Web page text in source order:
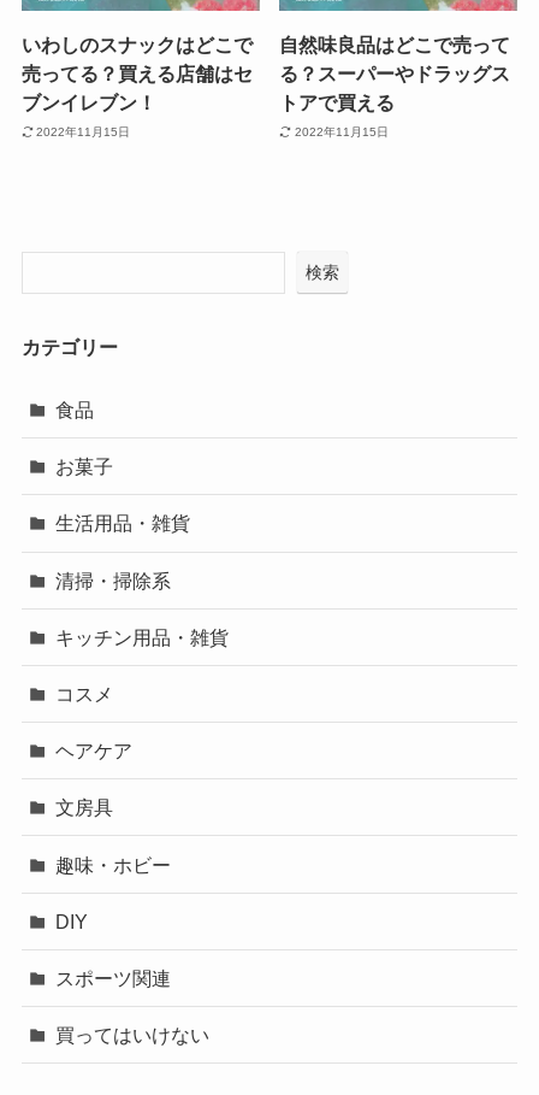
いわしのスナックはどこで
売ってる？買える店舗はセ
ブンイレブン！
2022年11月15日
自然味良品はどこで売って
る？スーパーやドラッグス
トアで買える
2022年11月15日
検索
カテゴリー
食品
お菓子
生活用品・雑貨
清掃・掃除系
キッチン用品・雑貨
コスメ
ヘアケア
文房具
趣味・ホビー
DIY
スポーツ関連
買ってはいけない